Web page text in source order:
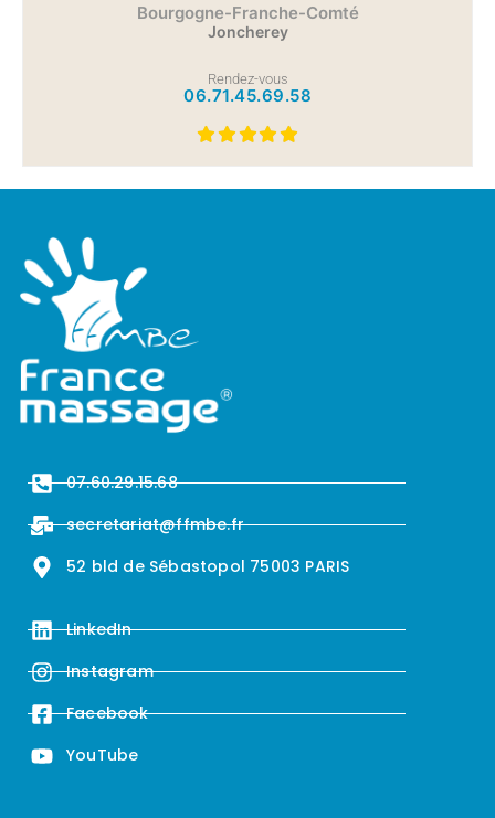
Bourgogne-Franche-Comté
Joncherey
Rendez-vous
06.71.45.69.58
07.60.29.15.68
secretariat@ffmbe.fr
52 bld de Sébastopol 75003 PARIS
LinkedIn
Instagram
Facebook
YouTube